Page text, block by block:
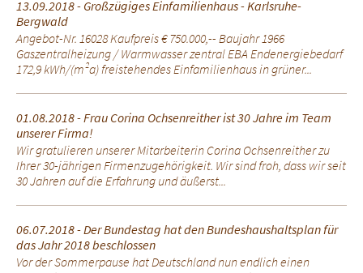
13.09.2018 - Großzügiges Einfamilienhaus - Karlsruhe-
Bergwald
Angebot-Nr. 16028 Kaufpreis € 750.000,-- Baujahr 1966
Gaszentralheizung / Warmwasser zentral EBA Endenergiebedarf
172,9 kWh/(m²a) freistehendes Einfamilienhaus in grüner...
01.08.2018 - Frau Corina Ochsenreither ist 30 Jahre im Team
unserer Firma!
Wir gratulieren unserer Mitarbeiterin Corina Ochsenreither zu
Ihrer 30-jährigen Firmenzugehörigkeit. Wir sind froh, dass wir seit
30 Jahren auf die Erfahrung und äußerst...
06.07.2018 - Der Bundestag hat den Bundeshaushaltsplan für
das Jahr 2018 beschlossen
Vor der Sommerpause hat Deutschland nun endlich einen